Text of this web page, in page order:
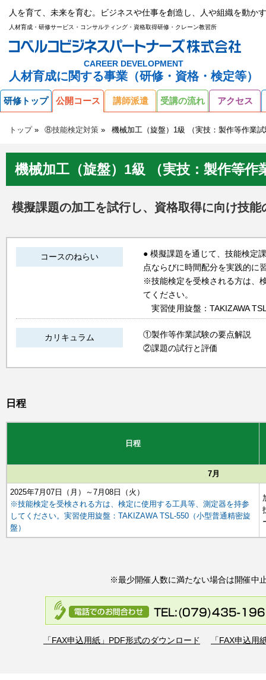
人を育て、未来を育む。ビジネスや仕事を創造し、人や組織を動か
人材育成・研修サービス・コンサルティング・資格取得研修・クレーン教習所
CAREER DEVELOPMENT
人材育成に関する事業（研修・資格・検定等）
研修トップ 公開コース 講師派遣 受講の流れ アクセス
トップ ⑧技能検定対策 機械加工（旋盤）1級 （実技：製作等作業
機械加工（旋盤）1級 （実技：製作等作
模擬課題の加工を試行し、資格取得に向け技能
コースのねらい
● 模擬課題を通じて、技能検定
点ならびに時間配分を実践的に
※技能検定を受検される方は、
てください。
実習使用旋盤：TAKIZAWA
カリキュラム
①製作等作業試験の要点解説
②課題の試行と評価
日程
日程
7月
2025年7月07日（月）～7月08日（火）
※技能検定を受検される方は、検定に使用する工具等、測定器を持参
してください。実習使用旋盤：TAKIZAWA TSL-550（小型普通精密旋
盤）
※最少開催人数に満たない場合は開催中
「FAX申込用紙」PDF形式のダウンロード 「FAX申込用